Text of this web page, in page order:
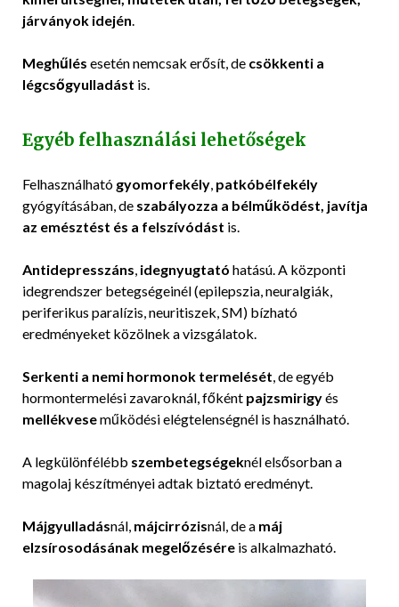
járványok idején.
Meghűlés esetén nemcsak erősít, de csökkenti a
légcsőgyulladást is.
Egyéb felhasználási lehetőségek
Felhasználható gyomorfekély, patkóbélfekély
gyógyításában, de szabályozza a bélműködést, javítja
az emésztést és a felszívódást is.
Antidepresszáns, idegnyugtató hatású. A központi
idegrendszer betegségeinél (epilepszia, neuralgiák,
periferikus paralízis, neuritiszek, SM) bízható
eredményeket közölnek a vizsgálatok.
Serkenti a nemi hormonok termelését, de egyéb
hormontermelési zavaroknál, főként pajzsmirigyés
mellékveseműködési elégtelenségnél is használható.
A legkülönfélébb szembetegségeknél elsősorban a
magolaj készítményei adtak biztató eredményt.
Májgyulladásnál, májcirrózisnál, de a máj
elzsírosodásának megelőzésére is alkalmazható.